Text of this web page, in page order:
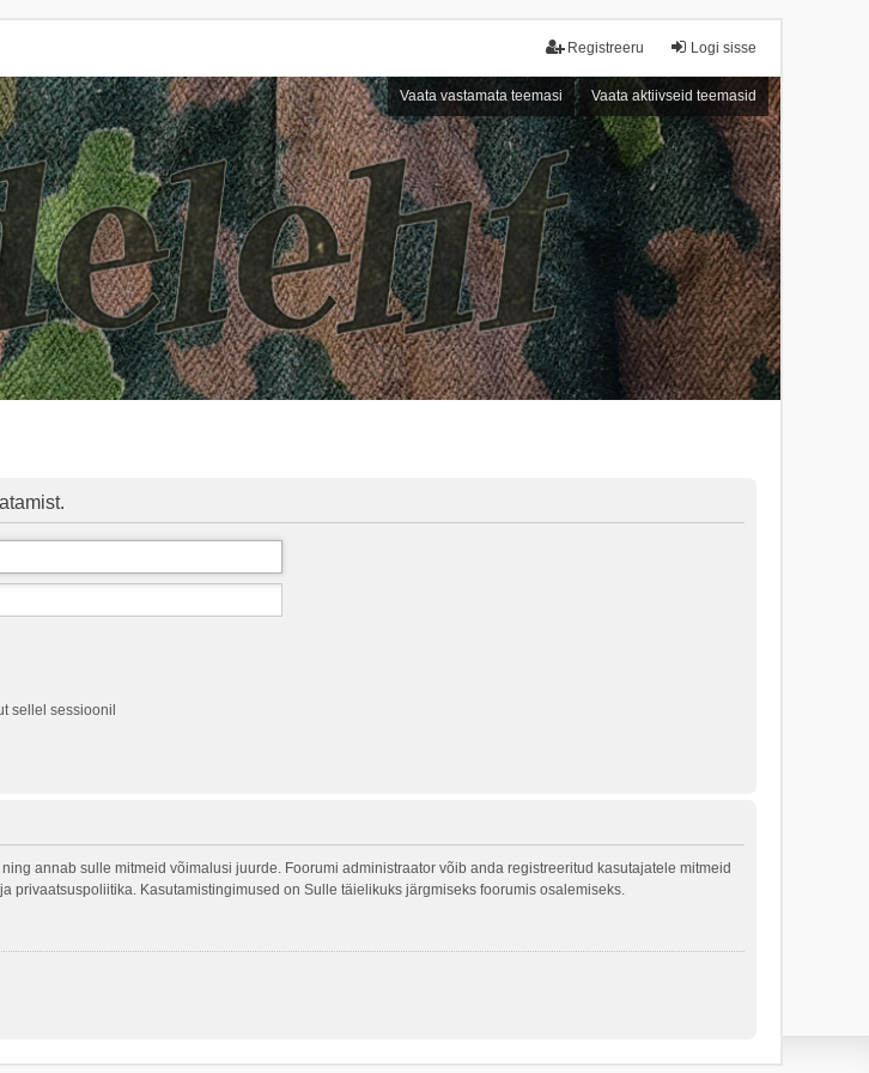
Logi sisse
Registreeru
Vaata vastamata teemasi Vaata aktiivseid teemasid
sellel sessioonil
annab sulle mitmeid võimalusi juurde. Foorumi administraator võib anda registreeritud kasutajatele mitmeid
Kasutamistingimused on Sulle täielikuks järgmiseks foorumis osalemiseks.